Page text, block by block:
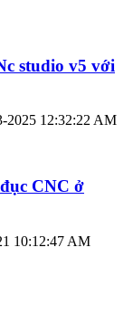
studio v5 với
2025 12:32:22 AM
CNC ở
10:12:47 AM